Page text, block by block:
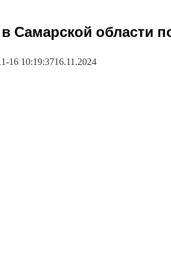
Самарской области
16 10:19:3716.11.2024